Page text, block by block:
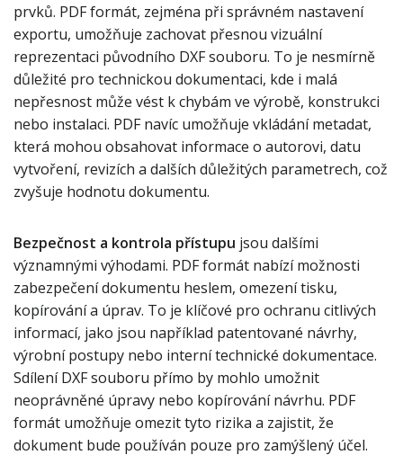
prvků. PDF formát, zejména při správném nastavení
exportu, umožňuje zachovat přesnou vizuální
reprezentaci původního DXF souboru. To je nesmírně
důležité pro technickou dokumentaci, kde i malá
nepřesnost může vést k chybám ve výrobě, konstrukci
nebo instalaci. PDF navíc umožňuje vkládání metadat,
která mohou obsahovat informace o autorovi, datu
vytvoření, revizích a dalších důležitých parametrech, což
zvyšuje hodnotu dokumentu.
Bezpečnost a kontrola přístupu jsou dalšími
významnými výhodami. PDF formát nabízí možnosti
zabezpečení dokumentu heslem, omezení tisku,
kopírování a úprav. To je klíčové pro ochranu citlivých
informací, jako jsou například patentované návrhy,
výrobní postupy nebo interní technické dokumentace.
Sdílení DXF souboru přímo by mohlo umožnit
neoprávněné úpravy nebo kopírování návrhu. PDF
formát umožňuje omezit tyto rizika a zajistit, že
dokument bude používán pouze pro zamýšlený účel.